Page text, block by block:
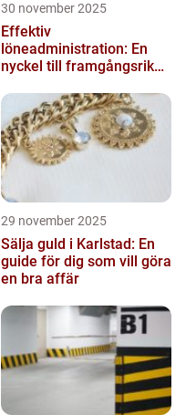
30 november 2025
Effektiv
löneadministration: En
nyckel till framgångsrika
29 november 2025
Sälja guld i Karlstad: En
guide för dig som vill göra
en bra affär